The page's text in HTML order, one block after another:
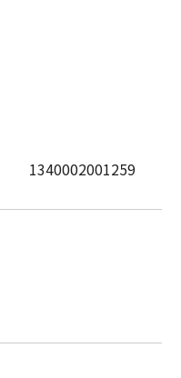
1340002001259